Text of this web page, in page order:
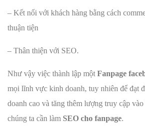
– Kết nối với khách hàng bằng cách
thuận tiện
– Thân thiện với SEO.
Như vậy việc thành lập một Fanpage
mọi lĩnh vực kinh doanh, tuy nhiên để đạt
doanh cao và tăng thêm lượng truy cập
chúng ta cần làm SEO cho fanpage.